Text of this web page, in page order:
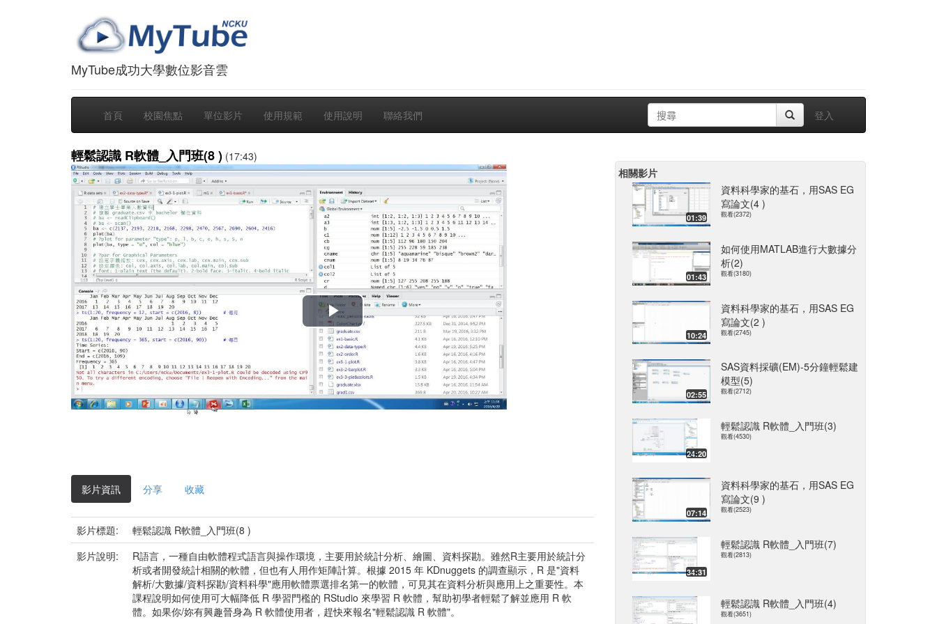
MyTube成功大學數位影音雲
首頁 校園焦點 單位影片 使用規範 使用說明 聯絡我們 登入
輕鬆認識 R軟體_入門班(8 ) (17:43)
播
放
影
影片資訊 分享 收藏
影片標題:
輕鬆認識 R軟體_入門班(8 )
影片說明:
R語言，一種自由軟體程式語言與操作環境，主要用於統計分析、繪圖、資料探勘。雖然R主要用於統計分
析或者開發統計相關的軟體，但也有人用作矩陣計算。根據 2015 年 KDnuggets 的調查顯示，R 是"資料
解析/大數據/資料探勘/資料科學"應用軟體票選排名第一的軟體，可見其在資料分析與應用上之重要性。本
課程說明如何使用可大幅降低 R 學習門檻的 RStudio 來學習 R 軟體，幫助初學者輕鬆了解並應用 R 軟
體。如果你/妳有興趣晉身為 R 軟體使用者，趕快來報名"輕鬆認識 R 軟體"。
相關影片
01:39
資料科學家的基石，用SAS EG
寫論文(4 )
觀看(2372)
01:43
如何使用MATLAB進行大數據分
析(2)
觀看(3180)
10:24
資料科學家的基石，用SAS EG
寫論文(2 )
觀看(2745)
02:55
SAS資料採礦(EM)-5分鐘輕鬆建
模型(5)
觀看(2712)
24:20
輕鬆認識 R軟體_入門班(3)
觀看(4530)
07:14
資料科學家的基石，用SAS EG
寫論文(9 )
觀看(2523)
34:31
輕鬆認識 R軟體_入門班(7)
觀看(2813)
輕鬆認識 R軟體_入門班(4)
觀看(3651)